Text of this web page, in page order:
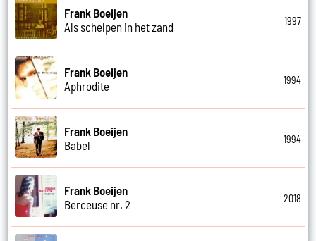
Frank Boeijen
Als schelpen in het zand
1997
Frank Boeijen
Aphrodite
1994
Frank Boeijen
Babel
1994
Frank Boeijen
Berceuse nr. 2
2018